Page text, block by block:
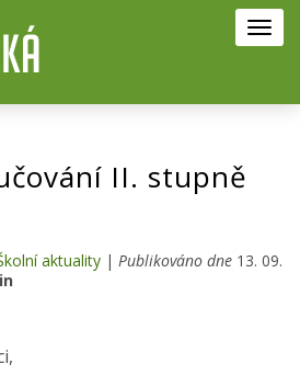
II. stupně
aktuality | Publikováno dne 13. 09.